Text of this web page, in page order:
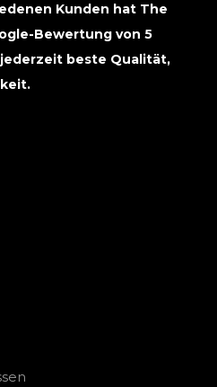
Kunden hat The
Bewertung von 5
beste Qualität,